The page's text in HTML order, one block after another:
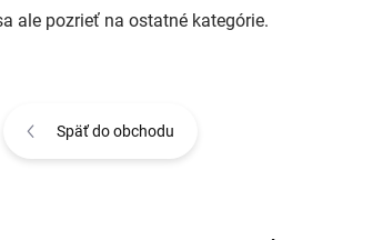
ale pozrieť na ostatné kategórie.
Späť do obchodu